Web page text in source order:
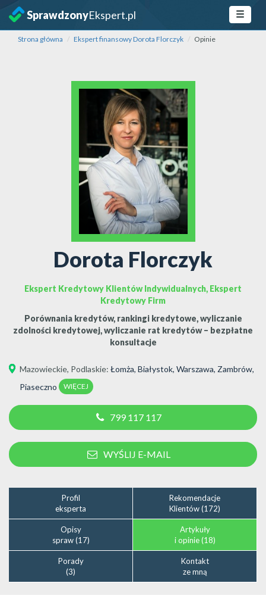
SprawdzonyEkspert.pl
Strona główna Ekspert finansowy Dorota Florczyk Opinie
Dorota Florczyk
Ekspert Kredytowy Klientów Indywidualnych, Ekspert
Kredytowy Firm
Porównania kredytów, rankingi kredytowe, wyliczanie
zdolności kredytowej, wyliczanie rat kredytów – bezpłatne
konsultacje
Mazowieckie, Podlaskie: Łomża, Białystok, Warszawa, Zambrów,
Piaseczno
WIĘCEJ
799 117 117
WYŚLIJ E-MAIL
Profil
eksperta
Rekomendacje
Klientów (172)
Opisy
spraw (17)
Artykuły
i opinie (18)
Porady
(3)
Kontakt
ze mną